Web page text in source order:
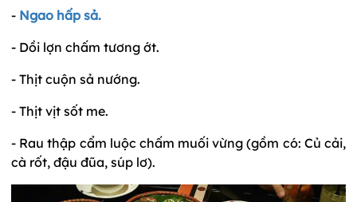
- Ngao hấp sả.
- Dồi lợn chấm tương ớt.
- Thịt cuộn sả nướng.
- Thịt vịt sốt me.
- Rau thập cẩm luộc chấm muối vừng (gồm có: Củ cải,
cà rốt, đậu đũa, súp lơ).